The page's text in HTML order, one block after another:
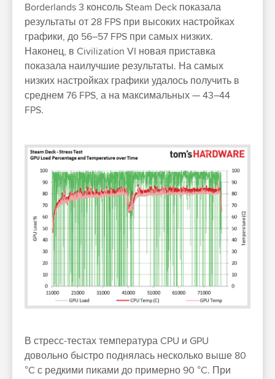
Borderlands 3 консоль Steam Deck показала
результаты от 28 FPS при высоких настройках
графики, до 56–57 FPS при самых низких.
Наконец, в Civilization VI новая приставка
показала наилучшие результаты. На самых
низких настройках графики удалось получить в
среднем 76 FPS, а на максимальных — 43–44
FPS.
В стресс-тестах температура CPU и GPU
довольно быстро поднялась несколько выше 80
°C с редкими пиками до примерно 90 °C. При